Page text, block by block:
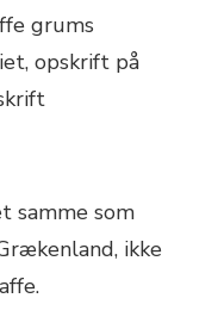
samme som
ikke